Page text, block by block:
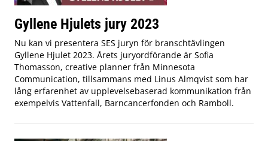
Gyllene Hjulets jury 2023
Nu kan vi presentera SES juryn för branschtävlingen
Gyllene Hjulet 2023. Årets juryordförande är Sofia
Thomasson, creative planner från Minnesota
Communication, tillsammans med Linus Almqvist som har
lång erfarenhet av upplevelsebaserad kommunikation från
exempelvis Vattenfall, Barncancerfonden och Ramboll.